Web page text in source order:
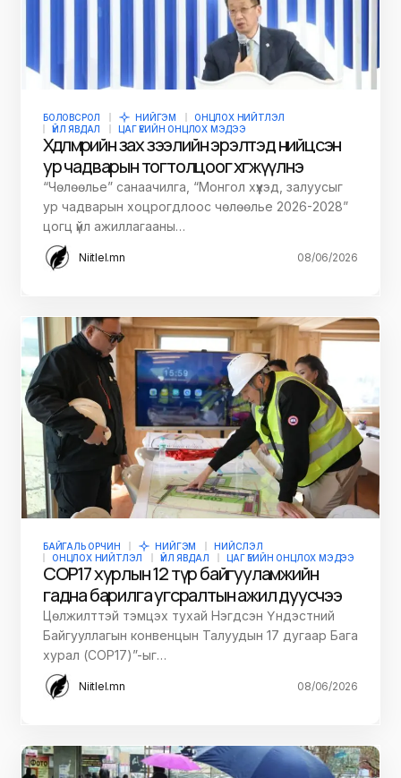
БОЛОВСРОЛ НИЙГЭМ
ОНЦЛОХ НИЙТЛЭЛ
ҮЙЛ ЯВДАЛ
ЦАГ ҮЕИЙН ОНЦЛОХ МЭДЭЭ
Хөдөлмөрийн зах зээлийн эрэлтэд нийцсэн
ур чадварын тогтолцоог хөгжүүлнэ
“Чөлөөлье” санаачилга, “Монгол хүүхэд, залуусыг
ур чадварын хоцрогдлоос чөлөөлье 2026-2028”
цогц үйл ажиллагааны…
Niitlel.mn 08/06/2026
БАЙГАЛЬ ОРЧИН НИЙГЭМ
НИЙСЛЭЛ
ОНЦЛОХ НИЙТЛЭЛ
ҮЙЛ ЯВДАЛ ЦАГ ҮЕИЙН ОНЦЛОХ МЭДЭЭ
COP17 хурлын 12 түр байгууламжийн
гадна барилга угсралтын ажил дуусчээ
Цөлжилттэй тэмцэх тухай Нэгдсэн Үндэстний
Байгууллагын конвенцын Талуудын 17 дугаар Бага
хурал (COP17)”-ыг…
Niitlel.mn 08/06/2026